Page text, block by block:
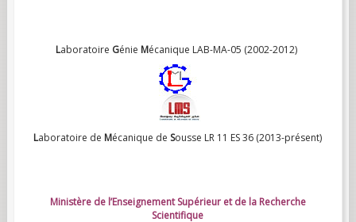
Laboratoire Génie Mécanique LAB-MA-05 (2002-2012)
Laboratoire de Mécanique de Sousse LR 11 ES 36 (2013-présent)
Ministère de l’Enseignement Supérieur et de la Recherche
Scientifique